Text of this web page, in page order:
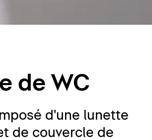
de WC
d'une lunette
de couvercle de